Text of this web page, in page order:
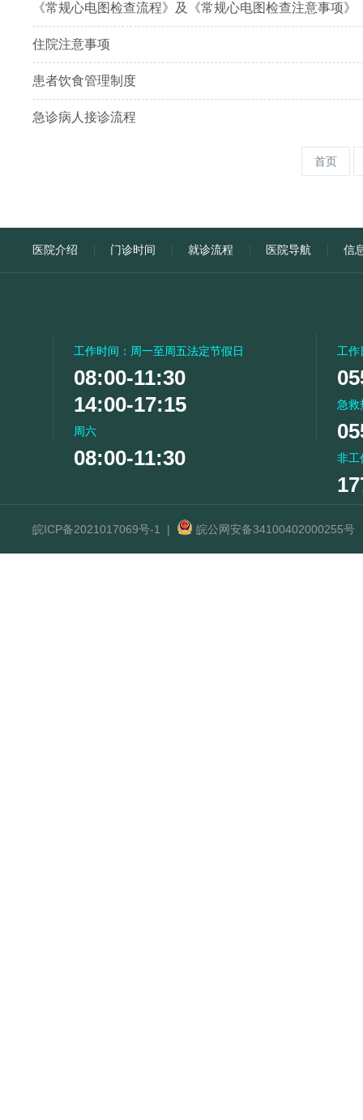
《常规心电图检查流程》及《常规心电图检查注意事项》
住院注意事项
患者饮食管理制度
急诊病人接诊流程
首页
医院介绍 门诊时间 就诊流程 医院导航 信
工作时间：周一至周五法定节假日
08:00-11:30
14:00-17:15
周六
08:00-11:30
工作
急救
非工
皖ICP备2021017069号-1 | 皖公网安备34100402000255号